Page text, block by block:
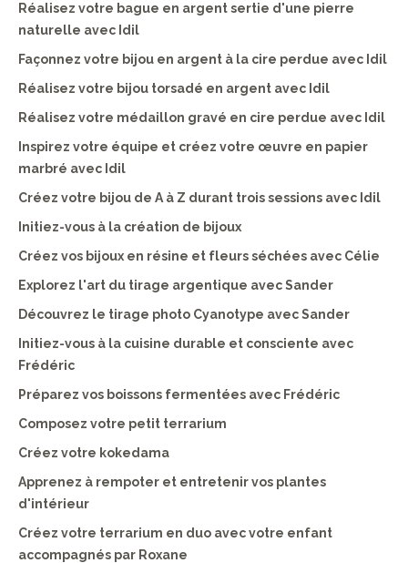
Réalisez votre bague en argent sertie d'une pierre
naturelle avec Idil
Façonnez votre bijou en argent à la cire perdue avec Idil
Réalisez votre bijou torsadé en argent avec Idil
Réalisez votre médaillon gravé en cire perdue avec Idil
Inspirez votre équipe et créez votre œuvre en papier
marbré avec Idil
Créez votre bijou de A à Z durant trois sessions avec Idil
Initiez-vous à la création de bijoux
Créez vos bijoux en résine et fleurs séchées avec Célie
Explorez l'art du tirage argentique avec Sander
Découvrez le tirage photo Cyanotype avec Sander
Initiez-vous à la cuisine durable et consciente avec
Frédéric
Préparez vos boissons fermentées avec Frédéric
Composez votre petit terrarium
Créez votre kokedama
Apprenez à rempoter et entretenir vos plantes
d'intérieur
Créez votre terrarium en duo avec votre enfant
accompagnés par Roxane